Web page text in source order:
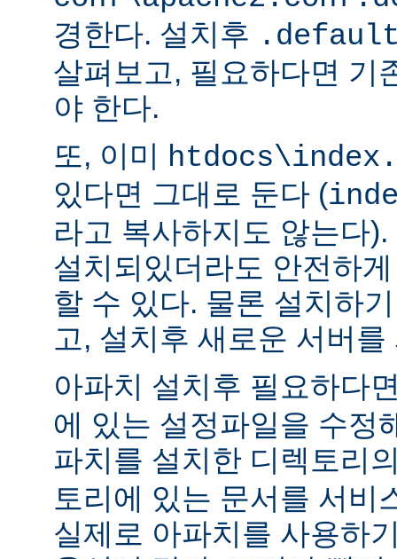
경한다. 설치후
살펴보고, 필요하다면 기
야 한다.
또, 이미
있다면 그대로 둔다 (
라고 복사하지도 않는다
설치되있더라도 안전하
할 수 있다. 물론 설치하
고, 설치후 새로운 서버
아파치 설치후 필요하다
에 있는 설정파일을 수정
파치를 설치한 디렉토리
토리에 있는 문서를 서비
실제로 아파치를 사용하